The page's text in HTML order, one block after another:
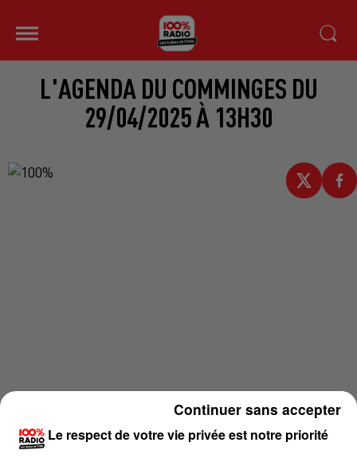
L'AGENDA DU COMMINGES DU
29/04/2025 À 13H30
Le respect de votre vie privée est notre priorité
Continuer sans accepter